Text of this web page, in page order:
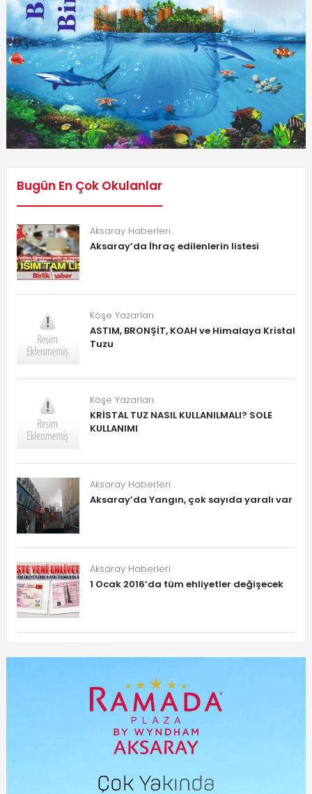
Bugün En Çok Okulanlar
Aksaray Haberleri
Aksaray’da İhraç edilenlerin listesi
Köşe Yazarları
ASTIM, BRONŞİT, KOAH ve Himalaya Kristal
Tuzu
Köşe Yazarları
KRİSTAL TUZ NASIL KULLANILMALI? SOLE
KULLANIMI
Aksaray Haberleri
Aksaray’da Yangın, çok sayıda yaralı var
Aksaray Haberleri
1 Ocak 2016’da tüm ehliyetler değişecek